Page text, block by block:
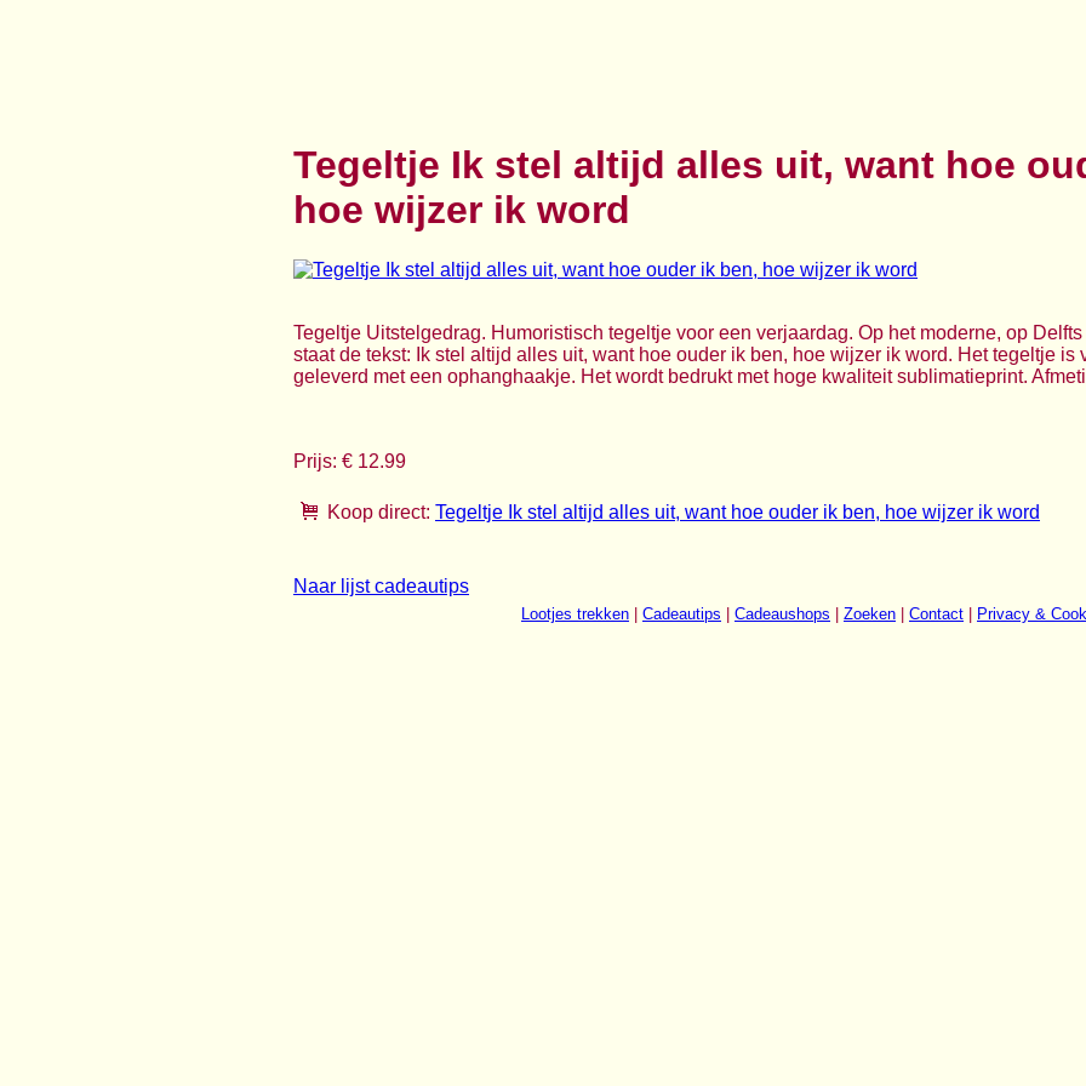
Tegeltje Ik stel altijd alles uit, want hoe
hoe wijzer ik word
Tegeltje Uitstelgedrag. Humoristisch tegeltje voor een verjaardag. Op het moderne, op
staat de tekst: Ik stel altijd alles uit, want hoe ouder ik ben, hoe wijzer ik word. Het tegeltje is
geleverd met een ophanghaakje. Het wordt bedrukt met hoge kwaliteit sublimatieprint.
Prijs: € 12.99
Koop direct: Tegeltje Ik stel altijd alles uit, want hoe ouder ik ben, hoe wijzer ik word
Naar lijst cadeautips
Lootjes trekken Cadeautips Cadeaushops Zoeken Contact Privacy &